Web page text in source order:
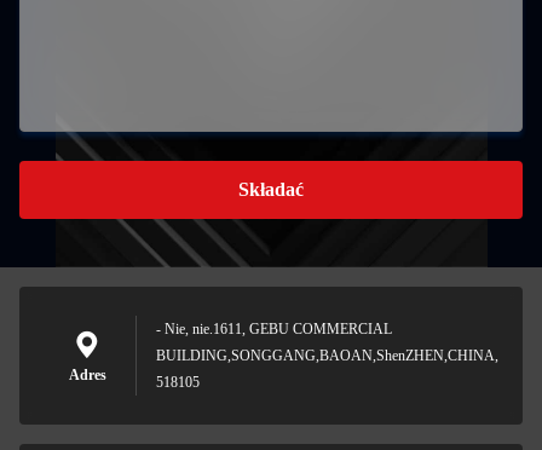
Składać
Adres
- Nie, nie.1611, GEBU COMMERCIAL
BUILDING,SONGGANG,BAOAN,ShenZHEN,CHINA,
518105